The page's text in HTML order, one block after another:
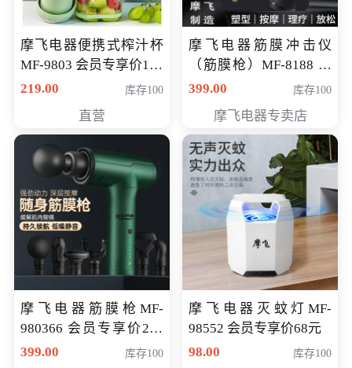
摩飞电器便携式榨汁杯
MF-9803 会员专享价138
元
219.00 库存100
直营
摩飞电器筋膜冲击仪
（筋膜枪）MF-8188 会
员专享价268元
399.00 库存100
摩飞电器专卖店
摩飞电器筋膜枪MF-
980366 会员专享价299
元
399.00 库存100
摩飞电器灭蚊灯MF-
98552 会员专享价68元
98.00
库存100